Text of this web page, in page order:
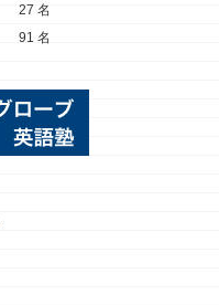
27 名
91 名